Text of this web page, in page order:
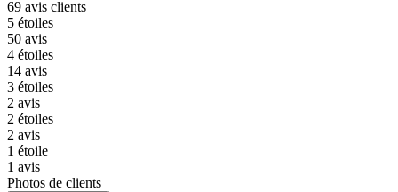
69 avis clients
5 étoiles
50 avis
4 étoiles
14 avis
3 étoiles
2 avis
2 étoiles
2 avis
1 étoile
1 avis
Photos de clients